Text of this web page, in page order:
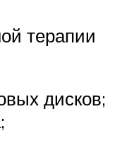
терапии
дисков;